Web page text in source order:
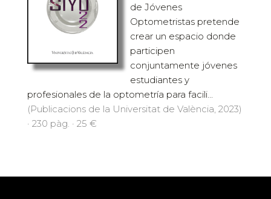
de Jóvenes
Optometristas pretende
crear un espacio donde
participen
conjuntamente jóvenes
estudiantes y
profesionales de la optometría para facili...
(Publicacions de la Universitat de València, 2023)
· 230 pàg. · 25 €